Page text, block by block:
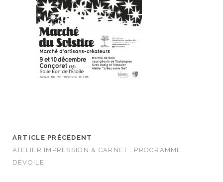
ARTICLE PRÉCÉDENT
ATELIER IMPRESSION & CARNET : PROGRAMME
DÉVOILÉ.